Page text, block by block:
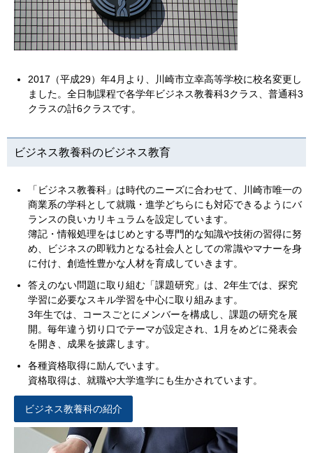
2017（平成29）年4月より、川崎市立幸高等学校に校名変更し
ました。全日制課程で各学年ビジネス教養科3クラス、普通科3
クラスの計6クラスです。
ビジネス教養科のビジネス教育
「ビジネス教養科」は時代のニーズに合わせて、川崎市唯一の
商業系の学科として就職・進学どちらにも対応できるようにバ
ランスの良いカリキュラムを設定しています。
簿記・情報処理をはじめとする専門的な知識や技術の習得に努
め、ビジネスの即戦力となる社会人としての常識やマナーを身
に付け、創造性豊かな人材を育成していきます。
答えのない問題に取り組む「課題研究」は、2年生では、探究
学習に必要なスキル学習を中心に取り組みます。
3年生では、コースごとにメンバーを構成し、課題の研究を展
開。毎年違う切り口でテーマが設定され、1月をめどに発表会
を開き、成果を披露します。
各種資格取得に励んでいます。
資格取得は、就職や大学進学にも生かされています。
ビジネス教養科の紹介